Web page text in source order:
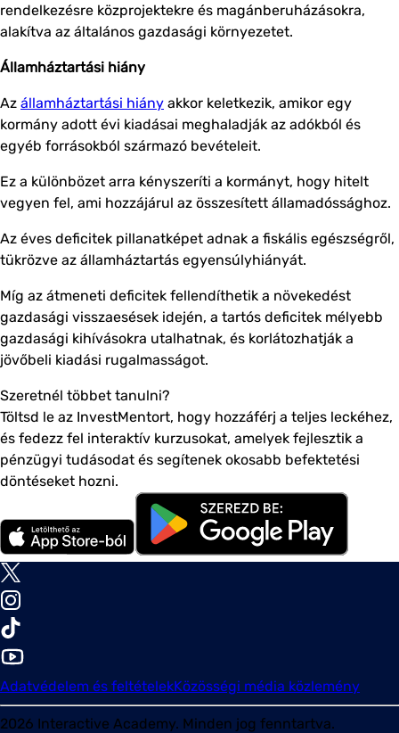
rendelkezésre közprojektekre és magánberuházásokra,
alakítva az általános gazdasági környezetet.
Államháztartási hiány
Az államháztartási hiány akkor keletkezik, amikor egy
kormány adott évi kiadásai meghaladják az adókból és
egyéb forrásokból származó bevételeit.
Ez a különbözet arra kényszeríti a kormányt, hogy hitelt
vegyen fel, ami hozzájárul az összesített államadóssághoz.
Az éves deficitek pillanatképet adnak a fiskális egészségről,
tükrözve az államháztartás egyensúlyhiányát.
Míg az átmeneti deficitek fellendíthetik a növekedést
gazdasági visszaesések idején, a tartós deficitek mélyebb
gazdasági kihívásokra utalhatnak, és korlátozhatják a
jövőbeli kiadási rugalmasságot.
Szeretnél többet tanulni?
Töltsd le az InvestMentort, hogy hozzáférj a teljes leckéhez,
és fedezz fel interaktív kurzusokat, amelyek fejlesztik a
pénzügyi tudásodat és segítenek okosabb befektetési
döntéseket hozni.
Adatvédelem és feltételekKözösségi média közlemény
2026 Interactive Academy. Minden jog fenntartva.